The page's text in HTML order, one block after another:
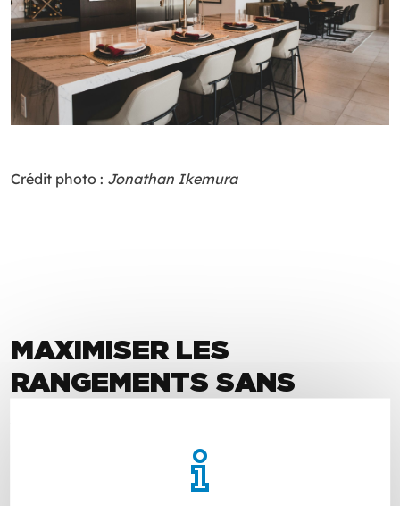
Crédit photo : Jonathan Ikemura
MAXIMISER LES
RANGEMENTS SANS